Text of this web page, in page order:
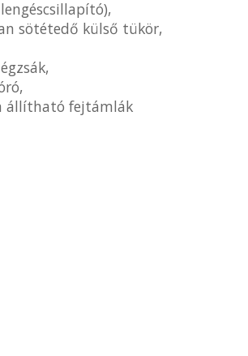
sötétedő külső tükör,
állítható fejtámlák